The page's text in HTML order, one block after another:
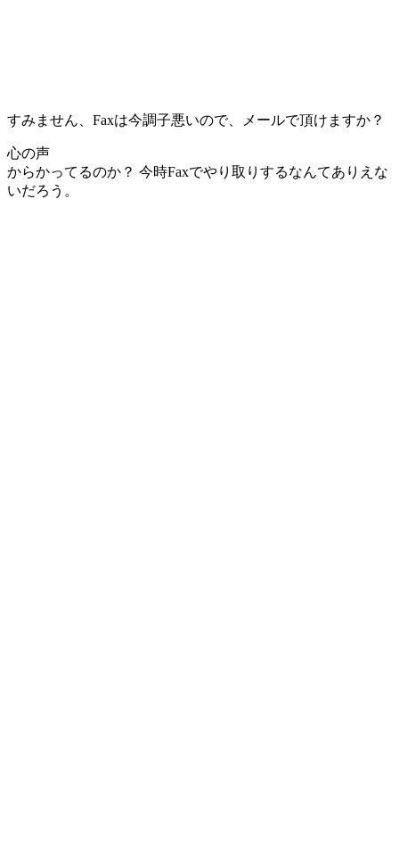
すみません、Faxは今調子悪いので、メールで頂けますか？
心の声
からかってるのか？ 今時Faxでやり取りするなんてありえな
いだろう。